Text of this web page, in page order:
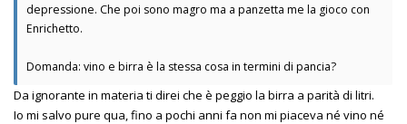
depressione. Che poi sono magro ma a panzetta me la gioco con
Enrichetto.
Domanda: vino e birra è la stessa cosa in termini di pancia?
Da ignorante in materia ti direi che è peggio la birra a parità di litri.
Io mi salvo pure qua, fino a pochi anni fa non mi piaceva né vino né